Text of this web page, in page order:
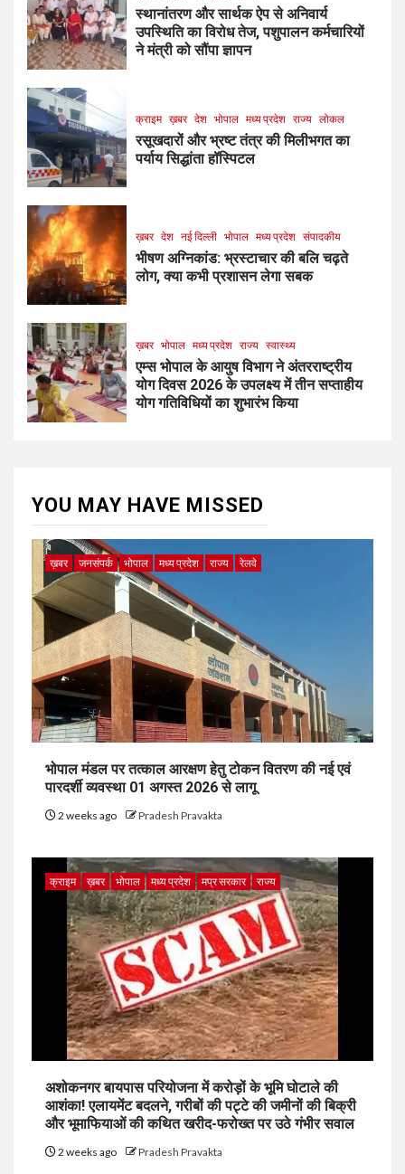
स्थानांतरण और सार्थक ऐप से अनिवार्य
उपस्थिति का विरोध तेज, पशुपालन कर्मचारियों
ने मंत्री को सौंपा ज्ञापन
क्राइम ख़बर देश भोपाल मध्य प्रदेश राज्य लोकल
रसूखदारों और भ्रष्ट तंत्र की मिलीभगत का
पर्याय सिद्धांता हॉस्पिटल
ख़बर देश नई दिल्ली भोपाल मध्य प्रदेश संपादकीय
भीषण अग्निकांड: भ्रस्टाचार की बलि चढ़ते
लोग, क्या कभी प्रशासन लेगा सबक
ख़बर भोपाल मध्य प्रदेश राज्य स्वास्थ्य
एम्स भोपाल के आयुष विभाग ने अंतरराष्ट्रीय
योग दिवस 2026 के उपलक्ष्य में तीन सप्ताहीय
योग गतिविधियों का शुभारंभ किया
YOU MAY HAVE MISSED
ख़बर जनसंपर्क भोपाल मध्य प्रदेश राज्य रेलवे
भोपाल मंडल पर तत्काल आरक्षण हेतु टोकन वितरण की नई एवं
पारदर्शी व्यवस्था 01 अगस्त 2026 से लागू
2 weeks ago Pradesh Pravakta
क्राइम ख़बर भोपाल मध्य प्रदेश मप्र सरकार राज्य
अशोकनगर बायपास परियोजना में करोड़ों के भूमि घोटाले की
आशंका! एलायमेंट बदलने, गरीबों की पट्टे की जमीनों की बिक्री
और भूमाफियाओं की कथित खरीद-फरोख्त पर उठे गंभीर सवाल
2 weeks ago Pradesh Pravakta